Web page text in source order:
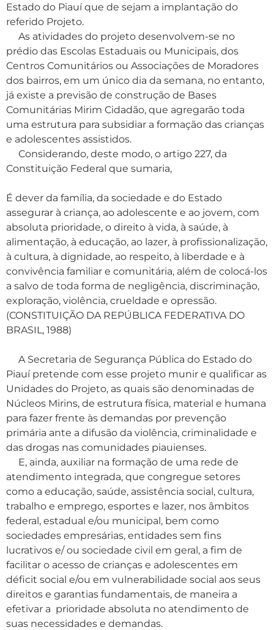
Estado do Piauí que de sejam a implantação do
referido Projeto.
As atividades do projeto desenvolvem-se no
prédio das Escolas Estaduais ou Municipais, dos
Centros Comunitários ou Associações de Moradores
dos bairros, em um único dia da semana, no entanto,
já existe a previsão de construção de Bases
Comunitárias Mirim Cidadão, que agregarão toda
uma estrutura para subsidiar a formação das crianças
e adolescentes assistidos.
Considerando, deste modo, o artigo 227, da
Constituição Federal que sumaria,
É dever da família, da sociedade e do Estado
assegurar à criança, ao adolescente e ao jovem, com
absoluta prioridade, o direito à vida, à saúde, à
alimentação, à educação, ao lazer, à profissionalização,
à cultura, à dignidade, ao respeito, à liberdade e à
convivência familiar e comunitária, além de colocá-los
a salvo de toda forma de negligência, discriminação,
exploração, violência, crueldade e opressão.
(CONSTITUIÇÃO DA REPÚBLICA FEDERATIVA DO
BRASIL, 1988)
A Secretaria de Segurança Pública do Estado do
Piauí pretende com esse projeto munir e qualificar as
Unidades do Projeto, as quais são denominadas de
Núcleos Mirins, de estrutura física, material e humana
para fazer frente às demandas por prevenção
primária ante a difusão da violência, criminalidade e
das drogas nas comunidades piauienses.
E, ainda, auxiliar na formação de uma rede de
atendimento integrada, que congregue setores
como a educação, saúde, assistência social, cultura,
trabalho e emprego, esportes e lazer, nos âmbitos
federal, estadual e/ou municipal, bem como
sociedades empresárias, entidades sem fins
lucrativos e/ ou sociedade civil em geral, a fim de
facilitar o acesso de crianças e adolescentes em
déficit social e/ou em vulnerabilidade social aos seus
direitos e garantias fundamentais, de maneira a
efetivar a prioridade absoluta no atendimento de
suas necessidades e demandas.